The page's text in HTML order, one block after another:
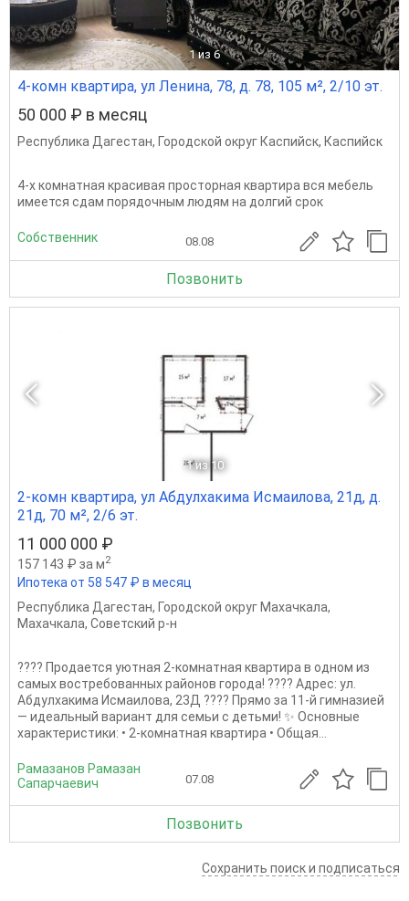
1 из 6
4-комн квартира, ул Ленина, 78, д. 78, 105 м², 2/10 эт.
50 000 ₽ в месяц
Республика Дагестан, Городской округ Каспийск, Каспийск
4-х комнатная красивая просторная квартира вся мебель
имеется сдам порядочным людям на долгий срок
Собственник 08.08
Позвонить
1 из 10
2-комн квартира, ул Абдулхакима Исмаилова, 21д, д.
21д, 70 м², 2/6 эт.
11 000 000 ₽
157 143 ₽ за м2
Ипотека от 58 547 ₽ в месяц
Республика Дагестан, Городской округ Махачкала,
Махачкала, Советский р-н
???? Продается уютная 2-комнатная квартира в одном из
самых востребованных районов города! ???? Адрес: ул.
Абдулхакима Исмаилова, 23Д ???? Прямо за 11-й гимназией
— идеальный вариант для семьи с детьми! ✨ Основные
характеристики: • 2-комнатная квартира • Общая...
Рамазанов Рамазан
Сапарчаевич
07.08
Позвонить
Сохранить поиск и подписаться